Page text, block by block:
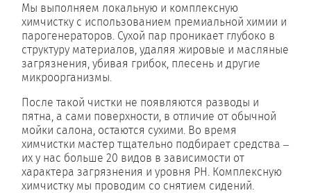
Мы выполняем локальную и комплексную
химчистку с использованием премиальной химии и
парогенераторов. Сухой пар проникает глубоко в
структуру материалов, удаляя жировые и масляные
загрязнения, убивая грибок, плесень и другие
микроорганизмы.
После такой чистки не появляются разводы и
пятна, а сами поверхности, в отличие от обычной
мойки салона, остаются сухими. Во время
химчистки мастер тщательно подбирает средства –
их у нас больше 20 видов в зависимости от
характера загрязнения и уровня PH. Комплексную
химчистку мы проводим со снятием сидений.